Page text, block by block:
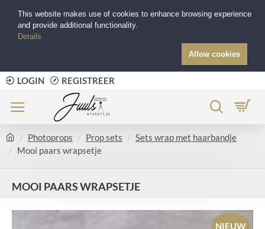
LOGIN REGISTREER
Photoprops Prop sets
Sets wrap met haarbandje
Mooi paars wrapsetje
MOOI PAARS WRAPSETJE
NIEUW
This website makes use of cookies to enhance browsing experience
and provide additional functionality.
Details
Allow cookies